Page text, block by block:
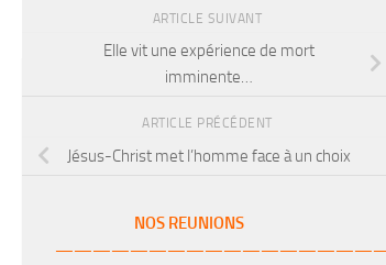
ARTICLE SUIVANT
Elle vit une expérience de mort
imminente…
ARTICLE PRÉCÉDENT
Jésus-Christ met l’homme face à un choix
NOS REUNIONS